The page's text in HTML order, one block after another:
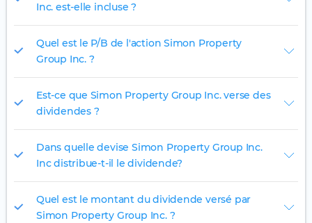
Inc. est-elle incluse ?
Quel est le P/B de l'action Simon Property
Group Inc. ?
Est-ce que Simon Property Group Inc. verse des
dividendes ?
Dans quelle devise Simon Property Group Inc.
Inc distribue-t-il le dividende?
Quel est le montant du dividende versé par
Simon Property Group Inc. ?